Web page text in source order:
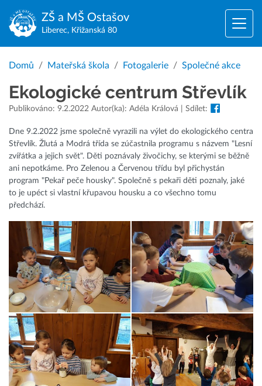
ZŠ a MŠ Ostašov
Liberec, Křižanská 80
Domů Mateřská škola Fotogalerie Společné akce
Ekologické centrum Střevlík
Publikováno: 9.2.2022 Autor(ka): Adéla Králová | Sdílet:
Dne 9.2.2022 jsme společně vyrazili na výlet do ekologického centra
Střevlík. Žlutá a Modrá třída se zúčastnila programu s názvem "Lesní
zvířátka a jejich svět". Děti poznávaly živočichy, se kterými se běžně
ani nepotkáme. Pro Zelenou a Červenou třídu byl přichystán
program "Pekař peče housky". Společně s pekaři děti poznaly, jaké
to je upéct si vlastní křupavou housku a co všechno tomu
předchází.